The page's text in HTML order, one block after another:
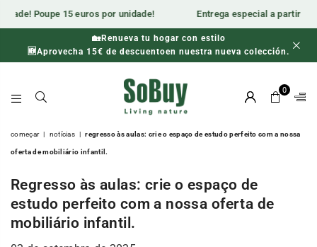
euros por unidade! Entrega especial a partir do armazém
🚨 Vendas: ATÉ 70% DE DESCONTO 🗑️
🕒 Última oportunidade para poupar! Apenas enquanto durarem
os stocks.
🆕Aprovecha 15€ de descuentoen nuestra nueva colección.
ES
0
começar | notícias | regresso às aulas: crie o espaço de estudo perfeito com a nossa
oferta de mobiliário infantil.
Regresso às aulas: crie o espaço de
estudo perfeito com a nossa oferta de
mobiliário infantil.